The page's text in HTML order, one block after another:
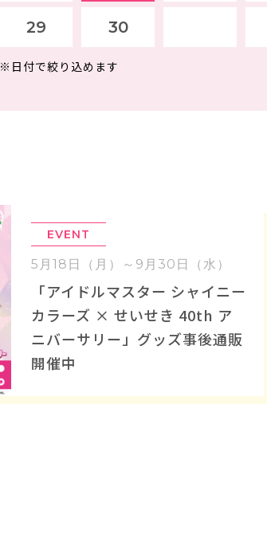
29 30
※日付で絞り込めます
EVENT
5月18日（月）～9月30日（水）
「アイドルマスター シャイニー
カラーズ × せいせき 40th ア
ニバーサリー」グッズ事後通販
開催中